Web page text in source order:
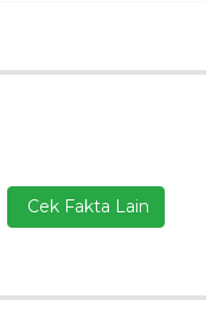
Cek Fakta Lain